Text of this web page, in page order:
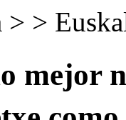
> >
mejor